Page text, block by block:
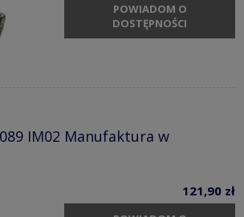
POWIADOM O
DOSTĘPNOŚCI
IM02 Manufaktura w
121,90 zł